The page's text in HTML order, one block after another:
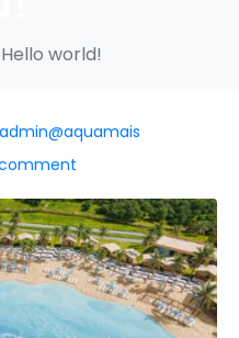
Hello world!
admin@aquamais